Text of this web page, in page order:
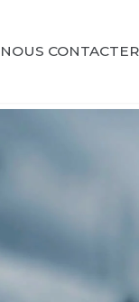
NOUS CONTACTER